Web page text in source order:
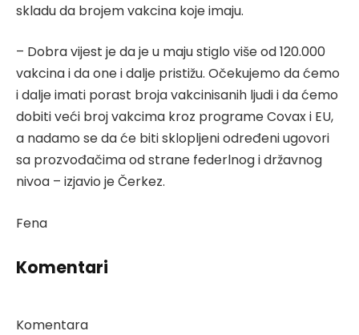
skladu da brojem vakcina koje imaju.
– Dobra vijest je da je u maju stiglo više od 120.000
vakcina i da one i dalje pristižu. Očekujemo da ćemo
i dalje imati porast broja vakcinisanih ljudi i da ćemo
dobiti veći broj vakcima kroz programe Covax i EU,
a nadamo se da će biti sklopljeni određeni ugovori
sa prozvođačima od strane federlnog i državnog
nivoa – izjavio je Čerkez.
Fena
Komentari
Komentara